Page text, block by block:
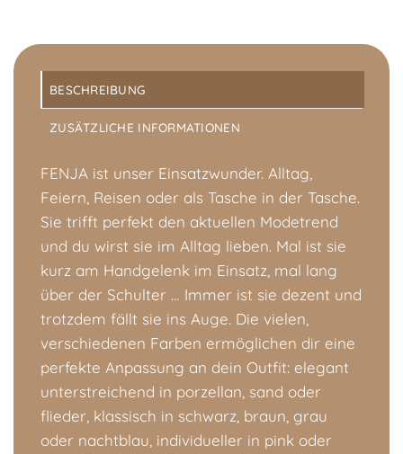
BESCHREIBUNG
ZUSÄTZLICHE INFORMATIONEN
FENJA ist unser Einsatzwunder. Alltag,
Feiern, Reisen oder als Tasche in der Tasche.
Sie trifft perfekt den aktuellen Modetrend
und du wirst sie im Alltag lieben. Mal ist sie
kurz am Handgelenk im Einsatz, mal lang
über der Schulter … Immer ist sie dezent und
trotzdem fällt sie ins Auge. Die vielen,
verschiedenen Farben ermöglichen dir eine
perfekte Anpassung an dein Outfit: elegant
unterstreichend in porzellan, sand oder
flieder, klassisch in schwarz, braun, grau
oder nachtblau, individueller in pink oder